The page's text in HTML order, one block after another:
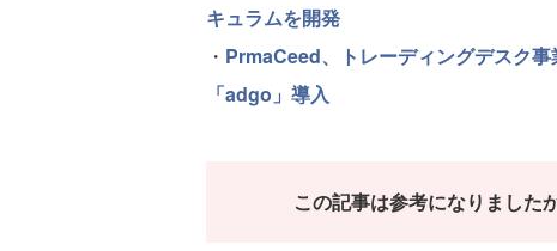
キュラムを開発
・ PrmaCeed、トレーディングデスク
「adgo」導入
この記事は参考になりました